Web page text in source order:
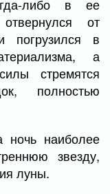
либо в ее
от
погрузился в
а
стремятся
полностью
ночь наиболее
звезду,
луны.